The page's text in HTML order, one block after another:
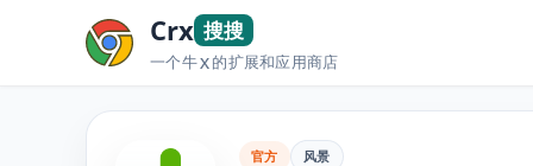
Crx 搜搜
一个牛X的扩展和应用商店
官方 风景